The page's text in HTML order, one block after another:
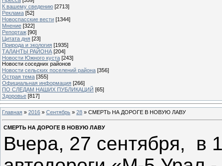
К вашему сведению [2713]
Реклама [52]
Новоспасские вести [1344]
Мнение [322]
Репортаж [90]
Цитата дня [23]
Природа и экология [1935]
ТАЛАНТЫ РАЙОНА [204]
Новости Южного куста [243]
Новости соседних районов
Новости сельских поселений района [356]
Острая тема [355]
Официальная информация [266]
ПО СЛЕДАМ НАШИХ ПУБЛИКАЦИЙ [65]
Здоровье [817]
Главная » 2016 » Сентябрь » 28 » СМЕРТЬ НА ДОРОГЕ В НОВУЮ ЛАВУ
СМЕРТЬ НА ДОРОГЕ В НОВУЮ ЛАВУ
Вчера, 27 сентября, в